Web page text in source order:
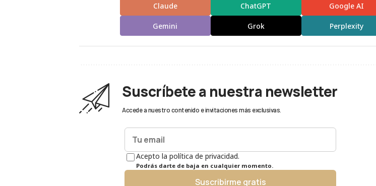
Claude ChatGPT Google AI
Gemini Grok Perplexity
Suscríbete a nuestra newsletter
Accede a nuestro contenido e invitaciones más exclusivas.
Acepto la política de privacidad.
Podrás darte de baja en cualquier momento.
Suscribirme gratis